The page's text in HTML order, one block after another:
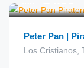
Peter Pan |
Los Cristianos,